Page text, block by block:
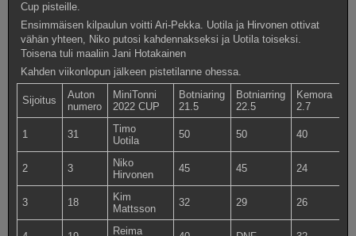
Cup pisteille.
Ensimmäisen kilpaulun voitti Ari-Pekka. Uotila ja Hirvonen ottivat
vähän yhteen, Niko putosi kahdennakseksi ja Uotila toiseksi.
Toisena tuli maaliin Jani Hotakainen
Kahden viikonlopun jälkeen pistetilanne ohessa.
Sijoitus
Auton
numero
MiniTonni
2022 CUP
Botniaring
21.5
Botniarring
22.5
Kemora
2.7
1 31
Timo
Uotila
50 50 40
2 3
Niko
Hirvonen
45 45 24
3 18
Kim
Mattsson
32 29 26
Reima